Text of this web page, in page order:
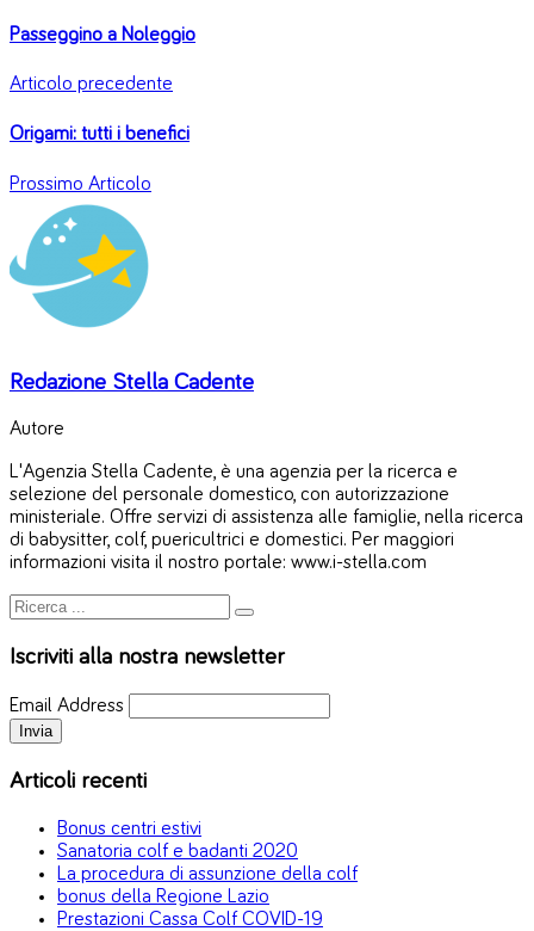
Passeggino a Noleggio
Articolo precedente
Origami: tutti i benefici
Prossimo Articolo
Redazione Stella Cadente
Autore
L'Agenzia Stella Cadente, è una agenzia per la ricerca e
selezione del personale domestico, con autorizzazione
ministeriale. Offre servizi di assistenza alle famiglie, nella ricerca
di babysitter, colf, puericultrici e domestici. Per maggiori
informazioni visita il nostro portale: www.i-stella.com
Iscriviti alla nostra newsletter
Email Address
Articoli recenti
Bonus centri estivi
Sanatoria colf e badanti 2020
La procedura di assunzione della colf
bonus della Regione Lazio
Prestazioni Cassa Colf COVID-19